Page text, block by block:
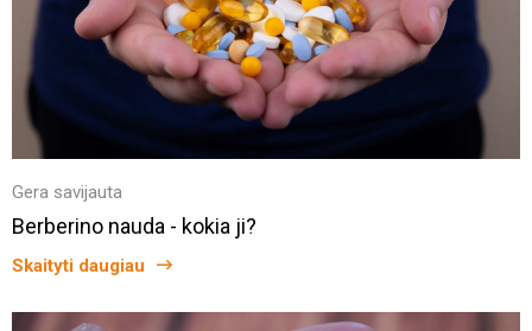
Gera savijauta
Berberino nauda - kokia ji?
Skaityti daugiau